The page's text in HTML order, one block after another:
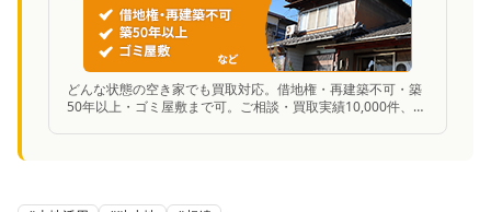
どんな状態の空き家でも買取対応。借地権・再建築不可・築
50年以上・ゴミ屋敷まで可。ご相談・買取実績10,000件、業